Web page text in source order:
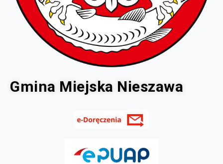
Gmina Miejska Nieszawa